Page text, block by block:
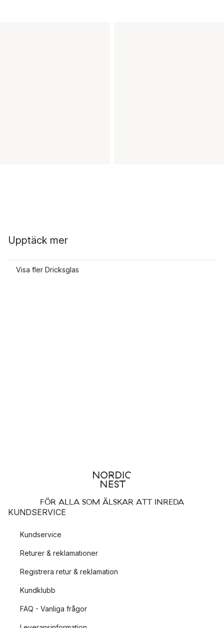
Upptäck mer
Visa fler Dricksglas
FÖR ALLA SOM ÄLSKAR ATT INREDA
KUNDSERVICE
Kundservice
Returer & reklamationer
Registrera retur & reklamation
Kundklubb
FAQ - Vanliga frågor